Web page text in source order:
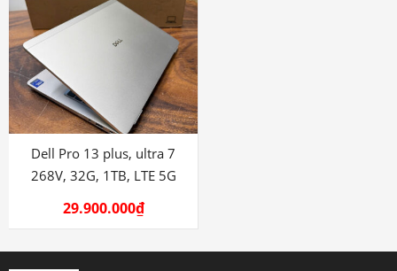
Dell Pro 13 plus, ultra 7
268V, 32G, 1TB, LTE 5G
29.900.000₫